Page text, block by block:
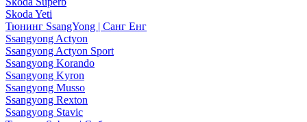
Skoda Yeti
Тюнинг SsangYong | Санг Енг
Ssangyong Actyon
Ssangyong Actyon Sport
Ssangyong Korando
Ssangyong Kyron
Ssangyong Musso
Ssangyong Rexton
Ssangyong Stavic